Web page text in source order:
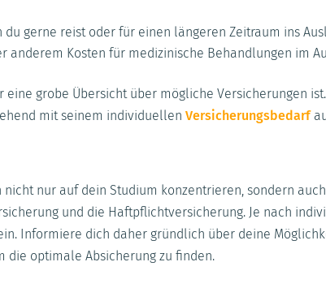
du gerne reist oder für einen längeren Zeitraum ins
anderem Kosten für medizinische Behandlungen im
eine grobe Übersicht über mögliche Versicherungen
mit seinem individuellen Versicherungsbedarf
nur auf dein Studium konzentrieren, sondern
und die Haftpflichtversicherung. Je nach
Informiere dich daher gründlich über deine
die optimale Absicherung zu finden.